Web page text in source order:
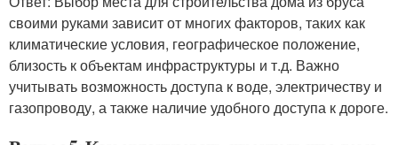
своими руками зависит от многих факторов, таких как
климатические условия, географическое положение,
близость к объектам инфраструктуры и т.д. Важно
учитывать возможность доступа к воде, электричеству и
газопроводу, а также наличие удобного доступа к дороге.